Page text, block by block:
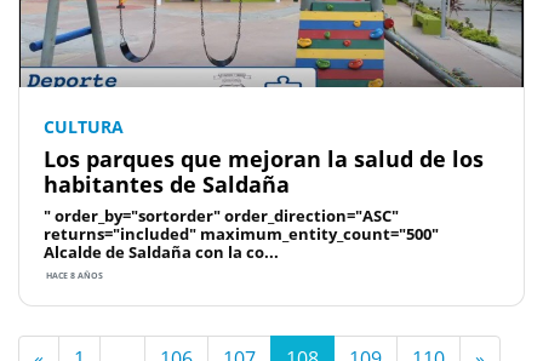
CULTURA
Los parques que mejoran la salud de los
habitantes de Saldaña
" order_by="sortorder" order_direction="ASC"
returns="included" maximum_entity_count="500"
Alcalde de Saldaña con la co...
HACE 8 AÑOS